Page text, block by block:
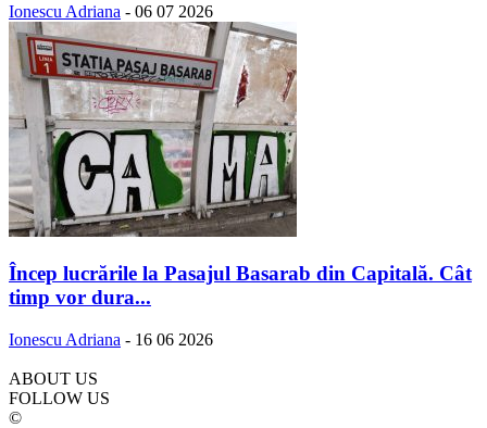
Ionescu Adriana - 06 07 2026
Încep lucrările la Pasajul Basarab din Capitală. Cât
timp vor dura...
Ionescu Adriana - 16 06 2026
ABOUT US
FOLLOW US
©